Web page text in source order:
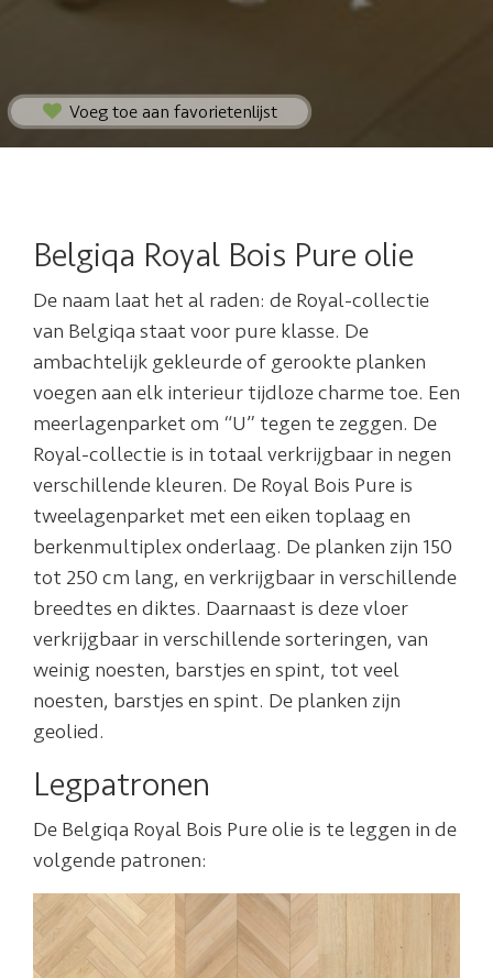
Voeg toe aan favorietenlijst
Belgiqa Royal Bois Pure olie
De naam laat het al raden: de Royal-collectie
van Belgiqa staat voor pure klasse. De
ambachtelijk gekleurde of gerookte planken
voegen aan elk interieur tijdloze charme toe. Een
meerlagenparket om “U” tegen te zeggen. De
Royal-collectie is in totaal verkrijgbaar in negen
verschillende kleuren. De Royal Bois Pure is
tweelagenparket met een eiken toplaag en
berkenmultiplex onderlaag. De planken zijn 150
tot 250 cm lang, en verkrijgbaar in verschillende
breedtes en diktes. Daarnaast is deze vloer
verkrijgbaar in verschillende sorteringen, van
weinig noesten, barstjes en spint, tot veel
noesten, barstjes en spint. De planken zijn
geolied.
Legpatronen
De Belgiqa Royal Bois Pure olie is te leggen in de
volgende patronen: